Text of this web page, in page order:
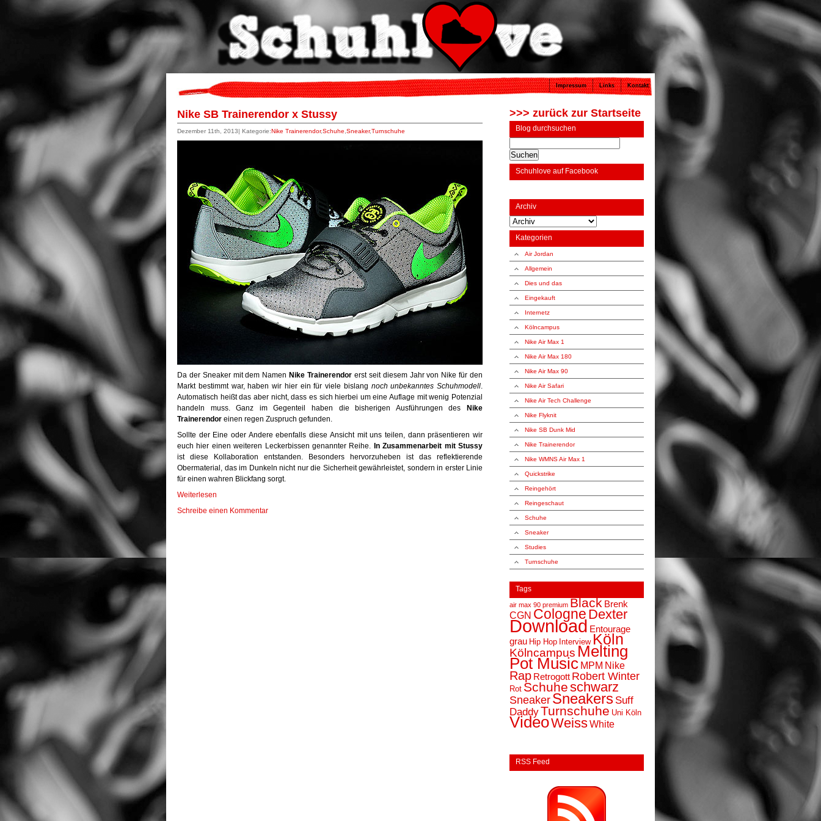
Kontakt
Links
Impressum
Nike SB Trainerendor x Stussy
Dezember 11th, 2013| Kategorie:Nike Trainerendor,Schuhe Sneaker,Turnschuhe
Da der Sneaker mit dem Namen Nike Trainerendor erst seit diesem Jahr von Nike für den
Markt bestimmt war, haben wir hier ein für viele bislang noch unbekanntes Schuhmodell.
Automatisch heißt das aber nicht, dass es sich hierbei um eine Auflage mit wenig Potenzial
handeln muss. Ganz im Gegenteil haben die bisherigen Ausführungen des
Nike
Trainerendor einen regen Zuspruch gefunden.
Sollte der Eine oder Andere ebenfalls diese Ansicht mit uns teilen, dann präsentieren wir
euch hier einen weiteren Leckerbissen genannter Reihe. In Zusammenarbeit mit Stussy
ist diese Kollaboration entstanden. Besonders hervorzuheben ist das reflektierende
Obermaterial, das im Dunkeln nicht nur die Sicherheit gewährleistet, sondern in erster Linie
für einen wahren Blickfang sorgt.
Weiterlesen
Schreibe einen Kommentar
>>> zurück zur Startseite
Blog durchsuchen
Schuhlove auf Facebook
Archiv
Kategorien
Air Jordan
Allgemein
Dies und das
Eingekauft
Internetz
Kölncampus
Nike Air Max 1
Nike Air Max 180
Nike Air Max 90
Nike Air Safari
Nike Air Tech Challenge
Nike Flyknit
Nike SB Dunk Mid
Nike Trainerendor
Nike WMNS Air Max 1
Quickstrike
Reingehört
Reingeschaut
Schuhe
Sneaker
Studies
Turnschuhe
Tags
air max 90 premium Black Brenk
CGN Cologne Dexter
Download Entourage
grau Hip Hop Interview Köln
Kölncampus Melting
Pot Music MPM Nike
Rap Retrogott Robert Winter
Rot Schuheschwarz
SneakerSneakers Suff
DaddyTurnschuhe Uni Köln
VideoWeissWhite
RSS Feed